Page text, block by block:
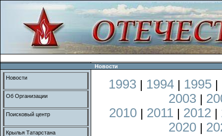
Новости
1993 | 1994 | 1995 |
2003 |
2010 | 2011 | 2012 |
2020 |
Новости
Об Организации
Поисковый центр
Крылья Татарстана